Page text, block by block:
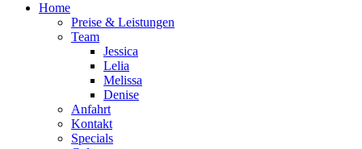
Home
Preise & Leistungen
Team
Jessica
Lelia
Melissa
Denise
Anfahrt
Kontakt
Specials